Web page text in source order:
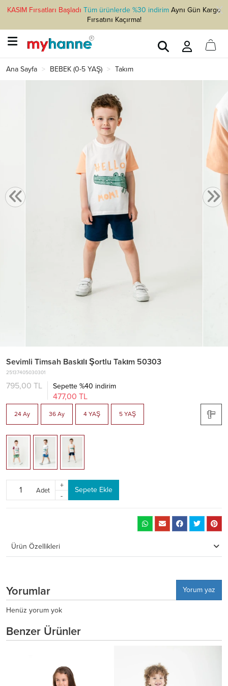
KASIM Fırsatları Başladı Tüm ürünlerde %30 indirimAynı Gün Kargo
Fırsatını Kaçırma!
Ana Sayfa BEBEK (0-5 YAŞ) Takım
Sevimli Timsah Baskılı Şortlu Takım 50303
25137405030301
795,00 TL Sepette %40 indirim
477,00 TL
24 Ay 36 Ay 4 YAŞ 5 YAŞ
Adet
+
-
Sepete Ekle
Ürün Özellikleri
Yorumlar
Yorum yaz
Henüz yorum yok
Benzer Ürünler